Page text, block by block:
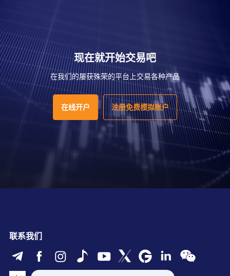
现在就开始交易吧
在我们的屡获殊荣的平台上交易各种产品
在线开户 注册免费模拟账户
联系我们